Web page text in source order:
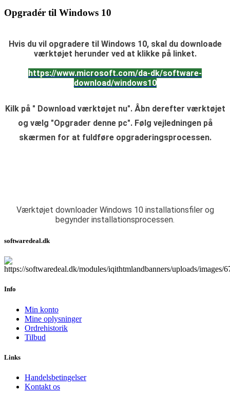
Opgradér til Windows 10
Hvis du vil opgradere til Windows 10, skal du downloade
værktøjet herunder ved at klikke på linket.
https://www.microsoft.com/da-dk/software-
download/windows10
Kilk på " Download værktøjet nu". Åbn derefter værktøjet
og vælg "Opgrader denne pc". Følg vejledningen på
skærmen for at fuldføre opgraderingsprocessen.
Værktøjet downloader Windows 10 installationsfiler og
begynder installationsprocessen.
softwaredeal.dk
Info
Min konto
Mine oplysninger
Ordrehistorik
Tilbud
Links
Handelsbetingelser
Kontakt os